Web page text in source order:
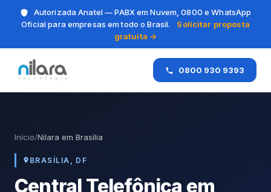
Autorizada Anatel — PABX em Nuvem, 0800 e WhatsApp
Oficial para empresas em todo o Brasil.
Solicitar proposta
gratuita →
0800 930 9393
Início/Nilara em Brasília
BRASÍLIA, DF
Central Telefônica em